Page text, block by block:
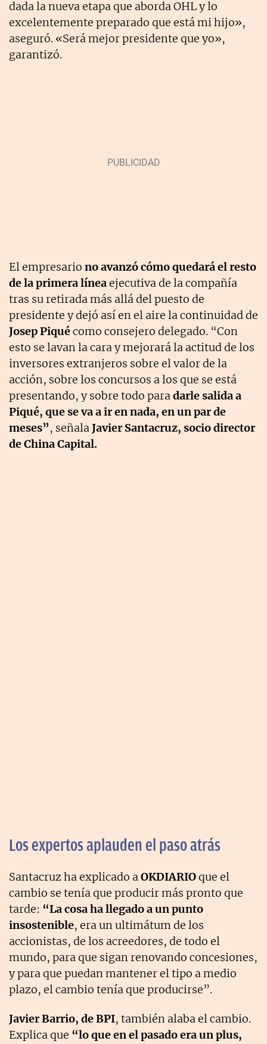
dada la nueva etapa que aborda OHL y lo
excelentemente preparado que está mi hijo»,
aseguró. «Será mejor presidente que yo»,
garantizó.
El empresario no avanzó cómo quedará el resto
de la primera líneaejecutiva de la compañía
tras su retirada más allá del puesto de
presidente y dejó así en el aire la continuidad de
Josep Piquécomo consejero delegado. “Con
esto se lavan la cara y mejorará la actitud de los
inversores extranjeros sobre el valor de la
acción, sobre los concursos a los que se está
presentando, y sobre todo paradarle salida a
Piqué, que se va a ir en nada, en un par de
meses”, señalaJavier Santacruz, socio director
de China Capital.
Los expertos aplauden el paso atrás
Santacruz ha explicado aOKDIARIOque el
cambio se tenía que producir más pronto que
tarde: “La cosa ha llegado a un punto
insostenible, era un ultimátum de los
accionistas, de los acreedores, de todo el
mundo, para que sigan renovando concesiones,
y para que puedan mantener el tipo a medio
plazo, el cambio tenía que producirse”.
Javier Barrio, de BPI, también alaba el cambio.
Explica que “lo que en el pasado era un plus,